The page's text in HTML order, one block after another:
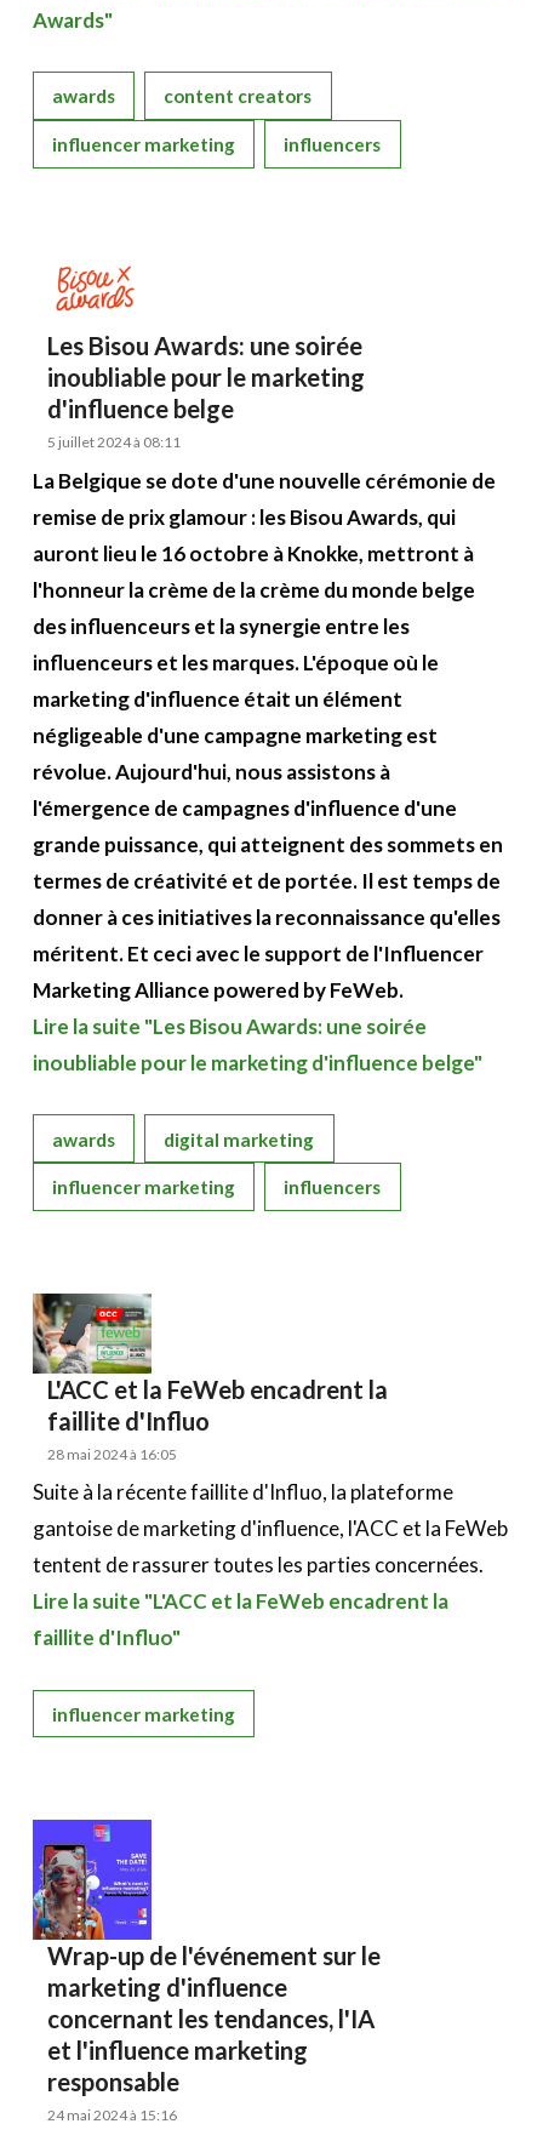
Awards"
awards content creators
influencer marketing influencers
Les Bisou Awards: une soirée
inoubliable pour le marketing
d'influence belge
5 juillet 2024 à 08:11
La Belgique se dote d'une nouvelle cérémonie de
remise de prix glamour : les Bisou Awards, qui
auront lieu le 16 octobre à Knokke, mettront à
l'honneur la crème de la crème du monde belge
des influenceurs et la synergie entre les
influenceurs et les marques.L'époque où le
marketing d'influence était un élément
négligeable d'une campagne marketing est
révolue. Aujourd'hui, nous assistons à
l'émergence de campagnes d'influence d'une
grande puissance, qui atteignent des sommets en
termes de créativité et de portée. Il est temps de
donner à ces initiatives la reconnaissance qu'elles
méritent. Et ceci avec le support de l'Influencer
Marketing Alliance powered by FeWeb.
Lire la suite "Les Bisou Awards: une soirée
inoubliable pour le marketing d'influence belge"
awards digital marketing
influencer marketing influencers
L'ACC et la FeWeb encadrent la
faillite d'Influo
28 mai 2024 à 16:05
Suite à la récente faillite d'Influo, la plateforme
gantoise de marketing d'influence, l'ACC et la FeWeb
tentent de rassurer toutes les parties concernées.
Lire la suite "L'ACC et la FeWeb encadrent la
faillite d'Influo"
influencer marketing
Wrap-up de l'événement sur le
marketing d'influence
concernant les tendances, l'IA
et l'influence marketing
responsable
24 mai 2024 à 15:16